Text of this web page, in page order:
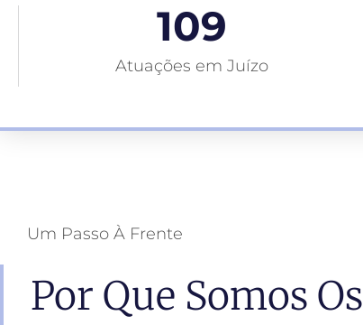
Atuações em Juízo
109
Um Passo À Frente
Por Que Somos Os